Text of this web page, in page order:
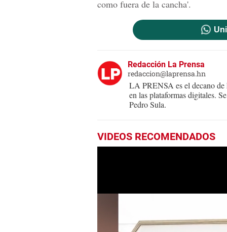
como fuera de la cancha'.
Redacción La Prensa
redaccion@laprensa.hn
LA PRENSA es el decano de
en las plataformas digitales.
Pedro Sula.
VIDEOS RECOMENDADOS